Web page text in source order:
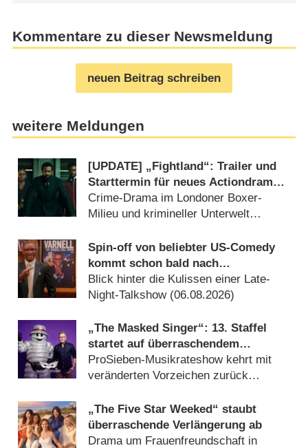
Kommentare zu dieser Newsmeldung
neuen Beitrag schreiben
weitere Meldungen
[UPDATE] „Fightland“: Trailer und
Starttermin für neues Actiondrama
von Curtis „50 Cent“ Jackson
Crime-Drama im Londoner Boxer-
Milieu und krimineller Unterwelt
Spin-off von beliebter US-Comedy
kommt schon bald nach
Deutschland
Blick hinter die Kulissen einer Late-
Night-Talkshow (06.08.2026)
„The Masked Singer“: 13. Staffel
startet auf überraschendem
Sendeplatz und viel früher als
zuletzt
ProSieben-Musikrateshow kehrt mit
veränderten Vorzeichen zurück
„The Five Star Weeked“ staubt
überraschende Verlängerung ab
Drama um Frauenfreundschaft in